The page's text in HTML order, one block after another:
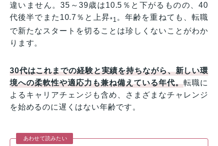
違いません。35～39歳は10.5％と下がるものの、40
代後半でまた10.7％と上昇*1 。年齢を重ねても、転職
で新たなスタートを切ることは珍しくないことがわか
ります。
30代はこれまでの経験と実績を持ちながら、新しい環
境への柔軟性や適応力も兼ね備えている年代。転職に
よるキャリアチェンジも含め、さまざまなチャレンジ
を始めるのに遅くはない年齢です。
あわせて読みたい